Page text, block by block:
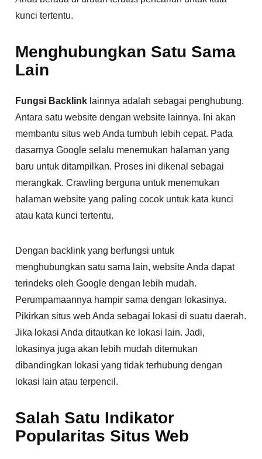
kunci tertentu.
Menghubungkan Satu Sama
Lain
Fungsi Backlink lainnya adalah sebagai penghubung.
Antara satu website dengan website lainnya. Ini akan
membantu situs web Anda tumbuh lebih cepat. Pada
dasarnya Google selalu menemukan halaman yang
baru untuk ditampilkan. Proses ini dikenal sebagai
merangkak. Crawling berguna untuk menemukan
halaman website yang paling cocok untuk kata kunci
atau kata kunci tertentu.
Dengan backlink yang berfungsi untuk
menghubungkan satu sama lain, website Anda dapat
terindeks oleh Google dengan lebih mudah.
Perumpamaannya hampir sama dengan lokasinya.
Pikirkan situs web Anda sebagai lokasi di suatu daerah.
Jika lokasi Anda ditautkan ke lokasi lain. Jadi,
lokasinya juga akan lebih mudah ditemukan
dibandingkan lokasi yang tidak terhubung dengan
lokasi lain atau terpencil.
Salah Satu Indikator
Popularitas Situs Web